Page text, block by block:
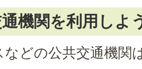
機関を利用しよ
などの公共交通機関